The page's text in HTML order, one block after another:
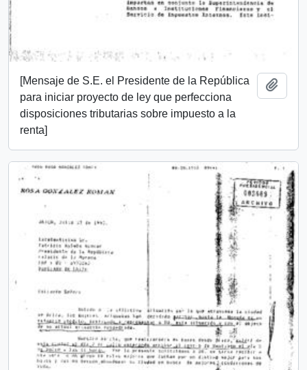
[Mensaje de S.E. el Presidente de la República
para iniciar proyecto de ley que perfecciona
disposiciones tributarias sobre impuesto a la
renta]